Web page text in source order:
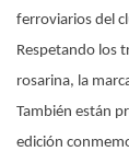
ferroviarios del
Respetando los
rosarina, la
También están
edición